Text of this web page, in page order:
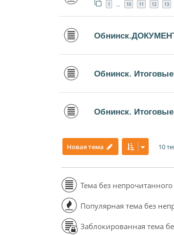
1 … 10 11 12 13
Обнинск.
Обнинск.
Новая тема 10
Тема без непрочитанного
Популярная тема без
Заблокированная тема